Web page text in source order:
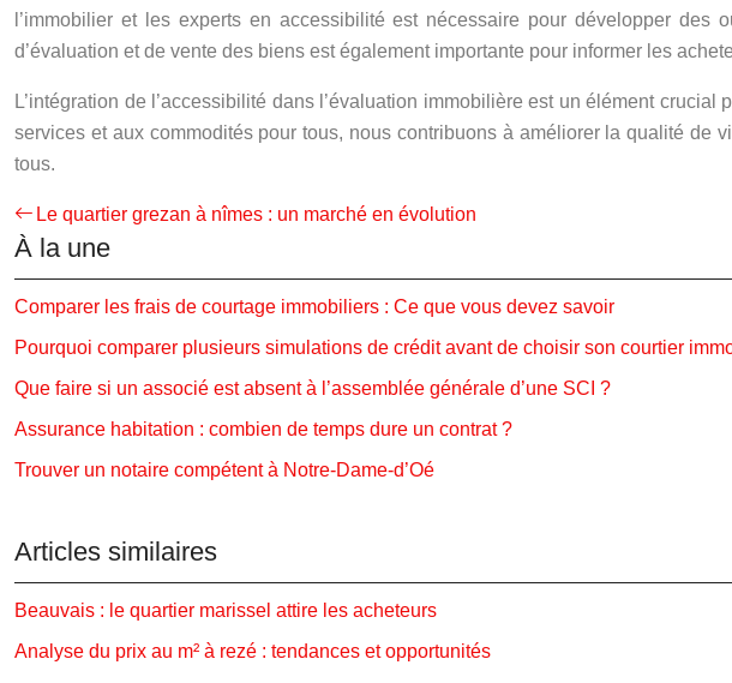
l’immobilier et les experts en accessibilité est nécessaire pour développer des
d’évaluation et de vente des biens est également importante pour informer les
L’intégration de l’accessibilité dans l’évaluation immobilière est un élément
services et aux commodités pour tous, nous contribuons à améliorer la qualité
tous.
Le quartier grezan à nîmes : un marché en évolution
À la une
Comparer les frais de courtage immobiliers : Ce que vous devez savoir
Pourquoi comparer plusieurs simulations de crédit avant de choisir son courtier
Que faire si un associé est absent à l’assemblée générale d’une SCI ?
Assurance habitation : combien de temps dure un contrat ?
Trouver un notaire compétent à Notre-Dame-d’Oé
Articles similaires
Beauvais : le quartier marissel attire les acheteurs
Analyse du prix au m² à rezé : tendances et opportunités